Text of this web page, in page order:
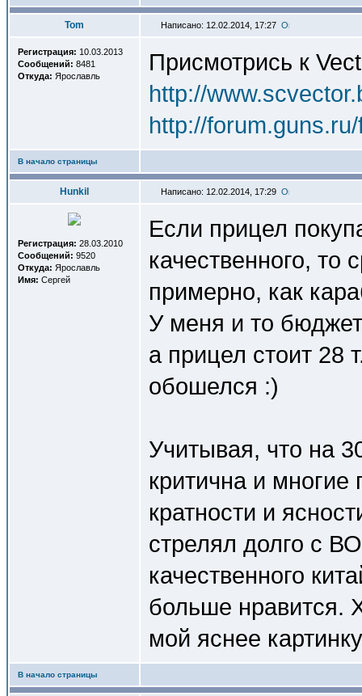
Tom Написано: 12.02.2014, 17:27
Регистрация: 10.03.2013
Сообщений: 8481
Откуда: Ярославль
Присмотрись к
http://
http://
В начало страницы
Hunkil Написано: 12.02.2014, 17:29
Регистрация: 28.03.2010
Сообщений: 9520
Откуда: Ярославль
Имя: Сергей
Если прицел
качественного, то
примерно, как
У меня и то
а прицел стоит 28
обошелся :)
Учитывая, что на
критична и
кратности и
стрелял долго с
качественного
больше нравится.
мой яснее
В начало страницы